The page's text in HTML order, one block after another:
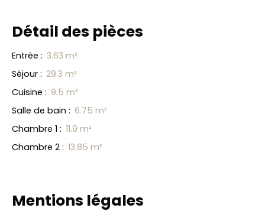
Détail des pièces
Entrée : 3.63 m²
Séjour : 29.3 m²
Cuisine : 9.5 m²
Salle de bain : 6.75 m²
Chambre 1 : 11.9 m²
Chambre 2 : 13.85 m²
Mentions légales